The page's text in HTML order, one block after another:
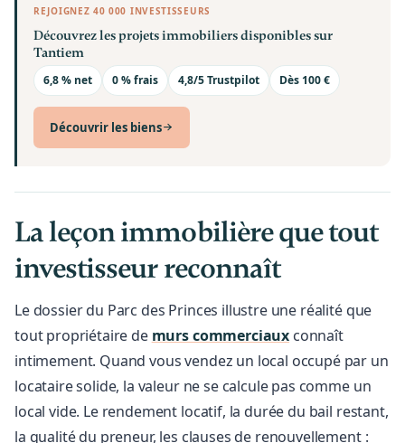
REJOIGNEZ 40 000 INVESTISSEURS
Découvrez les projets immobiliers disponibles sur
Tantiem
6,8 % net 0 % frais 4,8/5 Trustpilot Dès 100 €
Découvrir les biens
La leçon immobilière que tout
investisseur reconnaît
Le dossier du Parc des Princes illustre une réalité que
tout propriétaire de murs commerciaux connaît
intimement. Quand vous vendez un local occupé par un
locataire solide, la valeur ne se calcule pas comme un
local vide. Le rendement locatif, la durée du bail restant,
la qualité du preneur, les clauses de renouvellement :